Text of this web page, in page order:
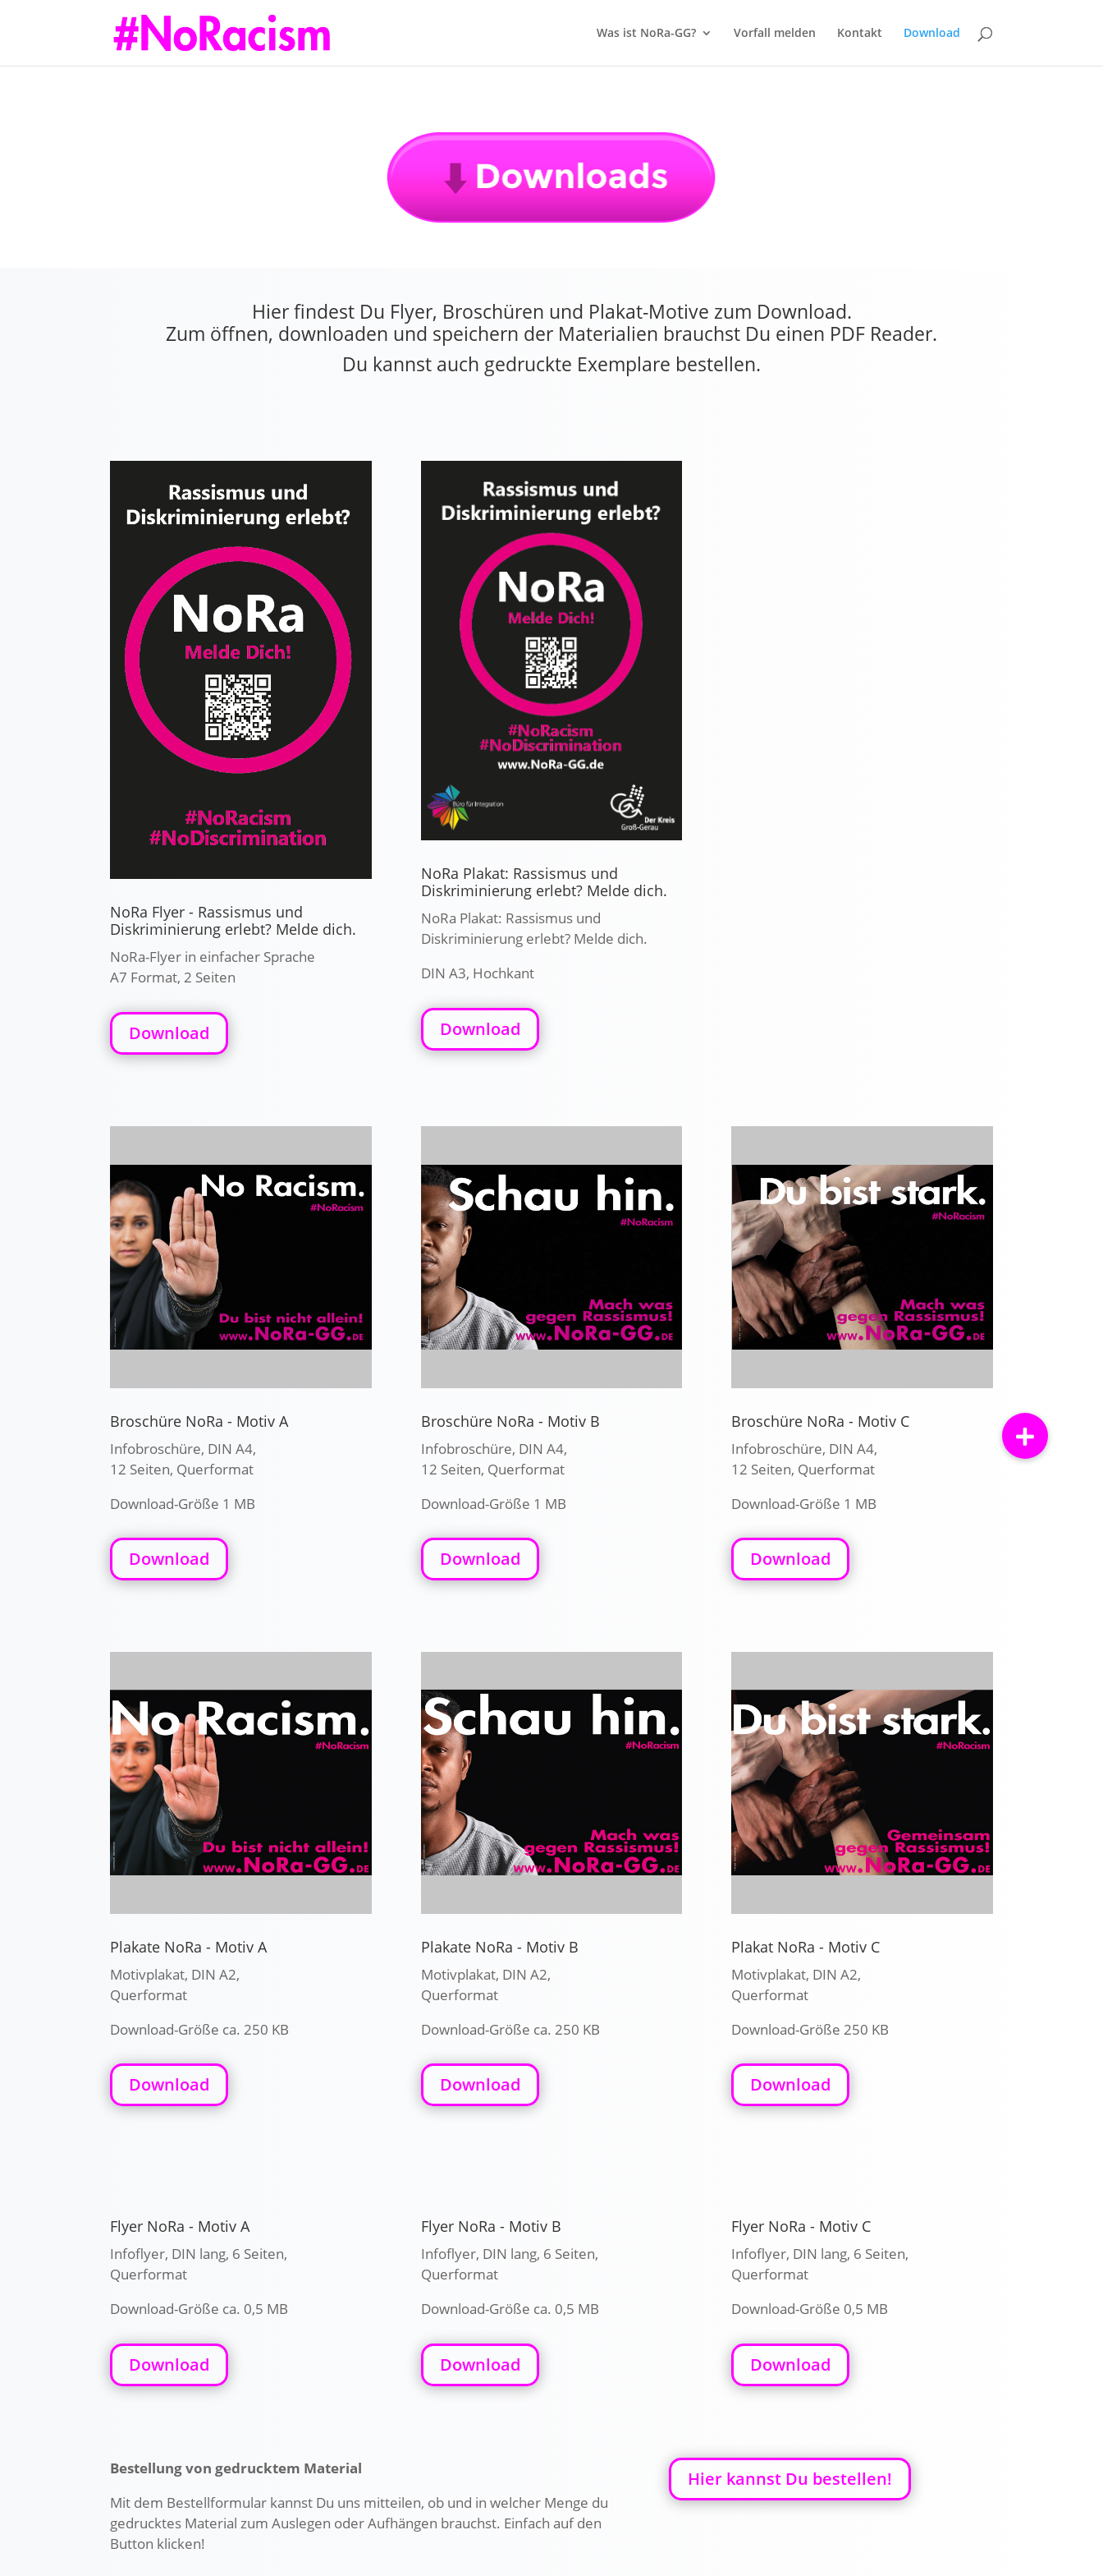
Was ist NoRa-GG? Vorfall melden Kontakt Download
Hier findest Du Flyer, Broschüren und Plakat-Motive zum Download.
Zum öffnen, downloaden und speichern der Materialien brauchst Du einen PDF Reader.
Du kannst auch gedruckte Exemplare bestellen.
NoRa Flyer - Rassismus und
Diskriminierung erlebt? Melde dich.
NoRa-Flyer in einfacher Sprache
A7 Format, 2 Seiten
Download
NoRa Plakat: Rassismus und
Diskriminierung erlebt? Melde dich.
NoRa Plakat: Rassismus und
Diskriminierung erlebt? Melde dich.
DIN A3, Hochkant
Download
Broschüre NoRa - Motiv A
Infobroschüre, DIN A4,
12 Seiten, Querformat
Download-Größe 1 MB
Download
Broschüre NoRa - Motiv B
Infobroschüre, DIN A4,
12 Seiten, Querformat
Download-Größe 1 MB
Download
Broschüre NoRa - Motiv C
Infobroschüre, DIN A4,
12 Seiten, Querformat
Download-Größe 1 MB
Download
Plakate NoRa - Motiv A
Motivplakat, DIN A2,
Querformat
Download-Größe ca. 250 KB
Download
Plakate NoRa - Motiv B
Motivplakat, DIN A2,
Querformat
Download-Größe ca. 250 KB
Download
Plakat NoRa - Motiv C
Motivplakat, DIN A2,
Querformat
Download-Größe 250 KB
Download
Flyer NoRa - Motiv A
Infoflyer, DIN lang, 6 Seiten,
Querformat
Download-Größe ca. 0,5 MB
Download
Flyer NoRa - Motiv B
Infoflyer, DIN lang, 6 Seiten,
Querformat
Download-Größe ca. 0,5 MB
Download
Flyer NoRa - Motiv C
Infoflyer, DIN lang, 6 Seiten,
Querformat
Download-Größe 0,5 MB
Download
Bestellung von gedrucktem Material
Mit dem Bestellformular kannst Du uns mitteilen, ob und in welcher Menge du
gedrucktes Material zum Auslegen oder Aufhängen brauchst. Einfach auf den
Button klicken!
Hier kannst Du bestellen!